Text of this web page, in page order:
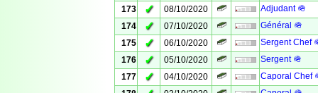
173
✓ 08/10/2020
Adjudant 🪖
174
✓ 07/10/2020
Général 🪖
175
✓ 06/10/2020
Sergent Chef
176
✓ 05/10/2020
Sergent 🪖
177
✓ 04/10/2020
Caporal Chef